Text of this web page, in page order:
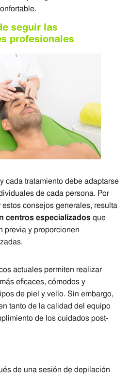
seguir las
profesionales
cada tratamiento debe adaptarse
de cada persona. Por
consejos generales, resulta
centros especializadosque
previa y proporcionen
actuales permiten realizar
eficaces, cómodos y
de piel y vello. Sin embargo,
tanto de la calidad del equipo
de los cuidados post-
de una sesión de depilación